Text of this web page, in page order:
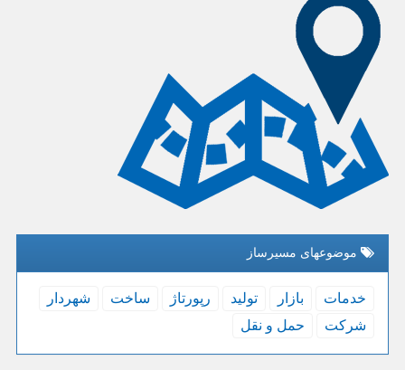
موضوعهای مسیرساز
خدمات بازار تولید رپورتاژ ساخت
شهردار
شركت
حمل و نقل